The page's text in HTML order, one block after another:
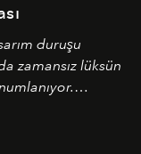
duruşu
zamansız lüksün